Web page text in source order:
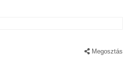
Megosztás